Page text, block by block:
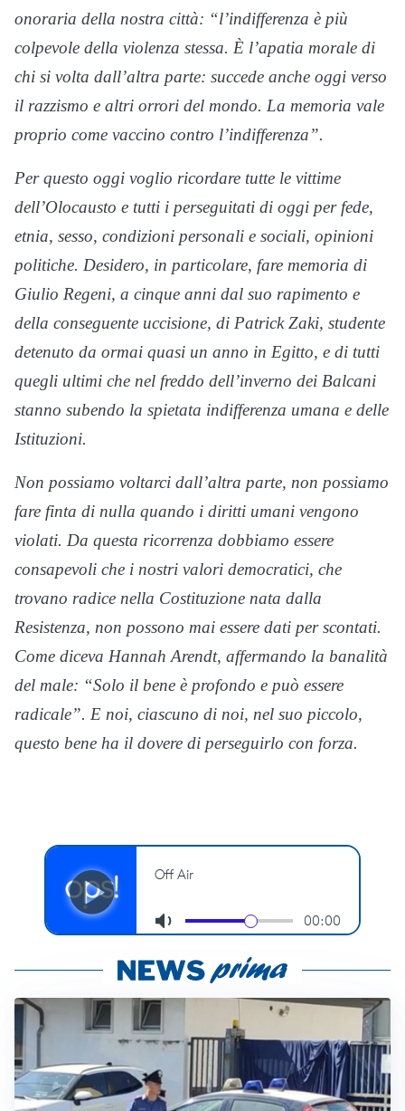
onoraria della nostra città: “l’indifferenza è più
colpevole della violenza stessa. È l’apatia morale di
chi si volta dall’altra parte: succede anche oggi verso
il razzismo e altri orrori del mondo. La memoria vale
proprio come vaccino contro l’indifferenza”.
Per questo oggi voglio ricordare tutte le vittime
dell’Olocausto e tutti i perseguitati di oggi per fede,
etnia, sesso, condizioni personali e sociali, opinioni
politiche. Desidero, in particolare, fare memoria di
Giulio Regeni, a cinque anni dal suo rapimento e
della conseguente uccisione, di Patrick Zaki, studente
detenuto da ormai quasi un anno in Egitto, e di tutti
quegli ultimi che nel freddo dell’inverno dei Balcani
stanno subendo la spietata indifferenza umana e delle
Istituzioni.
Non possiamo voltarci dall’altra parte, non possiamo
fare finta di nulla quando i diritti umani vengono
violati. Da questa ricorrenza dobbiamo essere
consapevoli che i nostri valori democratici, che
trovano radice nella Costituzione nata dalla
Resistenza, non possono mai essere dati per scontati.
Come diceva Hannah Arendt, affermando la banalità
del male: “Solo il bene è profondo e può essere
radicale”. E noi, ciascuno di noi, nel suo piccolo,
questo bene ha il dovere di perseguirlo con forza.